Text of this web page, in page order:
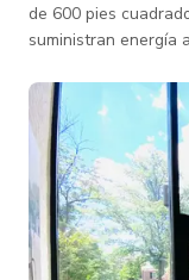
de 600 pies
suministran energía
la azotea. Este es
soleados y noches
azotea. Este espacio está adyacente al Ecology Center, que
también está